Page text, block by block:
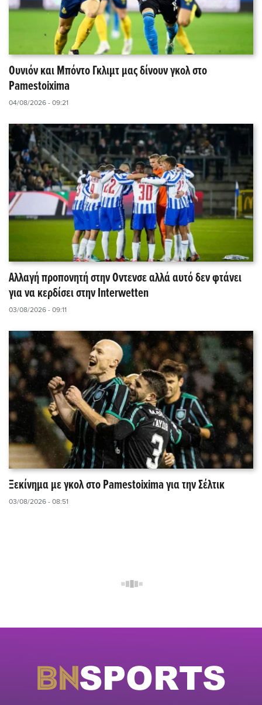
Ουνιόν και Μπόντο Γκλιμτ μας δίνουν γκολ στο
Pamestoixima
04/08/2026 - 09:21
Αλλαγή προπονητή στην Οντενσε αλλά αυτό δεν φτάνει
για να κερδίσει στην Interwetten
03/08/2026 - 09:11
Ξεκίνημα με γκολ στο Pamestoixima για την Σέλτικ
03/08/2026 - 08:51